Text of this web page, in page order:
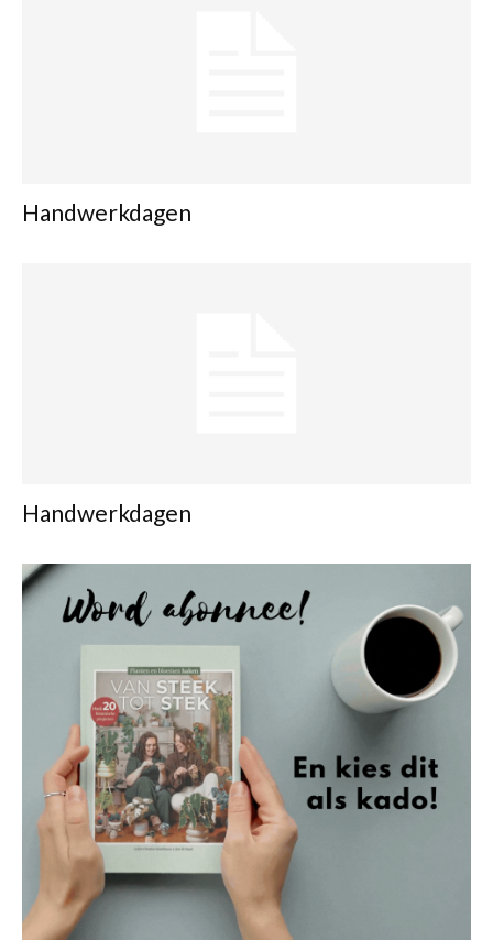
Handwerkdagen
Handwerkdagen